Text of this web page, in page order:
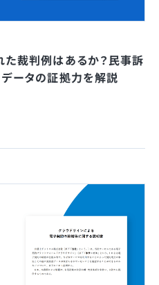
裁判例はあるか？民事訴
ータの証拠力を解説